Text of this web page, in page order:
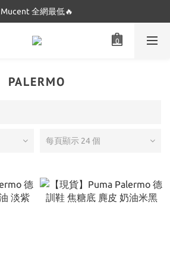
Dickies 最低$280起🔥
Mucent 全網最低🔥
Dickies 最低$280起🔥
PALERMO
每頁顯示 24 個